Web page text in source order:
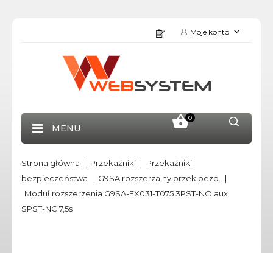
Moje konto
0
MENU
Strona główna Przekaźniki
Przekaźniki
bezpieczeństwa
G9SA rozszerzalny przek.bezp.
Moduł rozszerzenia G9SA-EX031-T075 3PST-NO aux:
SPST-NC 7,5s